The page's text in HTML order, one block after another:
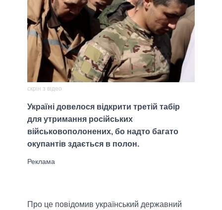
скрін з відео
Україні довелося відкрити третій табір
для утримання російських
військовополонених, бо надто багато
окупантів здається в полон.
Про це повідомив український державний